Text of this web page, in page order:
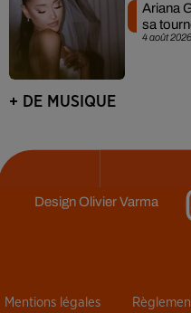
4 août 2026
Ariana
sa
+ DE MUSIQUE
DesignOlivier Varma
Mentions légales